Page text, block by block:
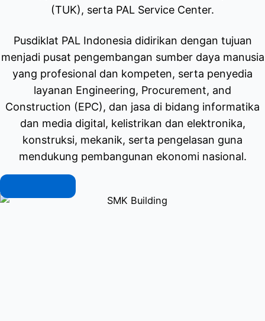
(TUK), serta PAL Service Center.
Pusdiklat PAL Indonesia didirikan dengan tujuan
menjadi pusat pengembangan sumber daya manusia
yang profesional dan kompeten, serta penyedia
layanan Engineering, Procurement, and
Construction (EPC), dan jasa di bidang informatika
dan media digital, kelistrikan dan elektronika,
konstruksi, mekanik, serta pengelasan guna
mendukung pembangunan ekonomi nasional.